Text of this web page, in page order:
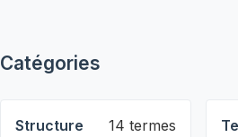
Catégories
Structure 14 termes